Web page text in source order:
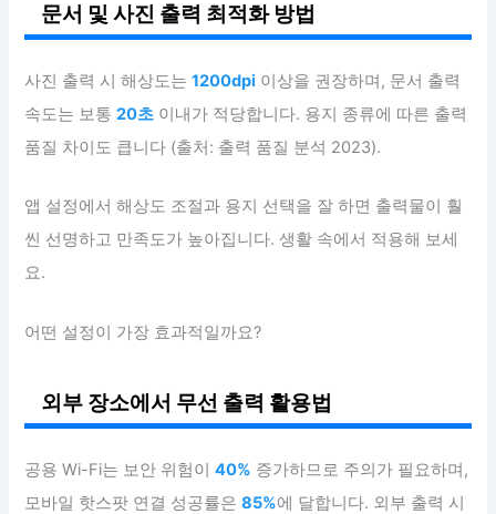
문서 및 사진 출력 최적화 방법
사진 출력 시 해상도는1200dpi 이상을 권장하며, 문서 출력
속도는 보통20초 이내가 적당합니다. 용지 종류에 따른 출력
품질 차이도 큽니다 (출처: 출력 품질 분석 2023).
앱 설정에서 해상도 조절과 용지 선택을 잘 하면 출력물이 훨
씬 선명하고 만족도가 높아집니다. 생활 속에서 적용해 보세
요.
어떤 설정이 가장 효과적일까요?
외부 장소에서 무선 출력 활용법
공용 Wi-Fi는 보안 위험이40% 증가하므로 주의가 필요하며,
모바일 핫스팟 연결 성공률은85%에 달합니다. 외부 출력 시